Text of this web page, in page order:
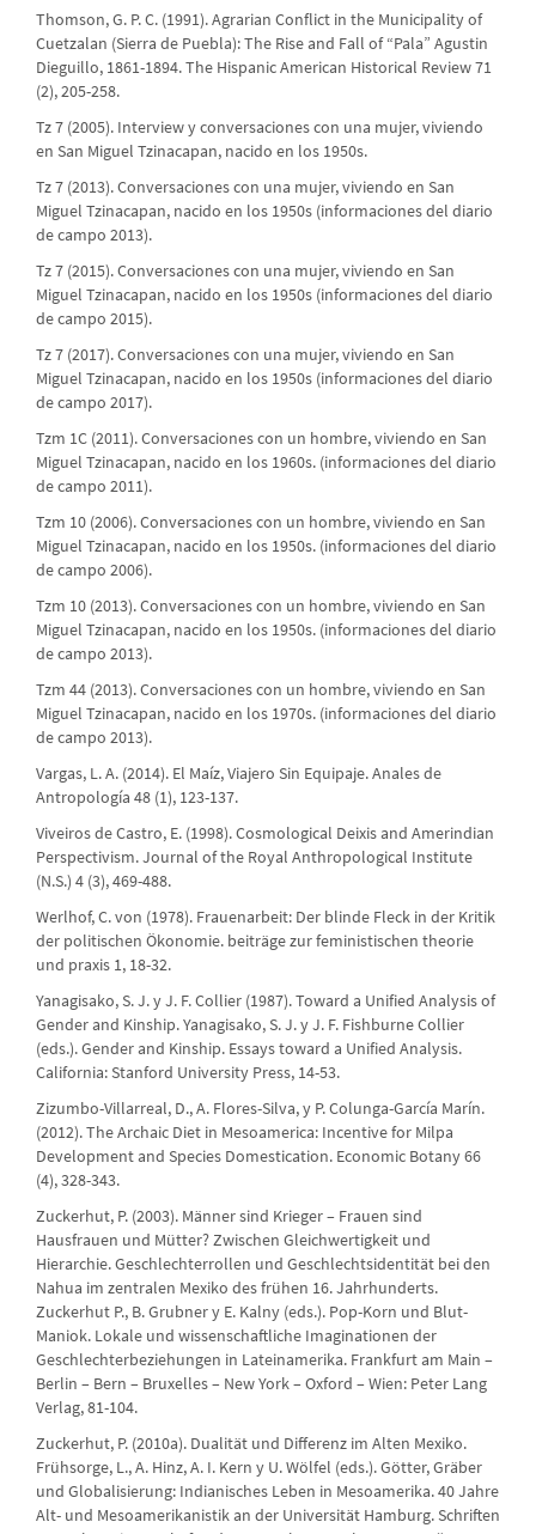
Thomson, G. P. C. (1991). Agrarian Conflict in the Municipality of
Cuetzalan (Sierra de Puebla): The Rise and Fall of “Pala” Agustin
Dieguillo, 1861-1894. The Hispanic American Historical Review 71
(2), 205-258.
Tz 7 (2005). Interview y conversaciones con una mujer, viviendo
en San Miguel Tzinacapan, nacido en los 1950s.
Tz 7 (2013). Conversaciones con una mujer, viviendo en San
Miguel Tzinacapan, nacido en los 1950s (informaciones del diario
de campo 2013).
Tz 7 (2015). Conversaciones con una mujer, viviendo en San
Miguel Tzinacapan, nacido en los 1950s (informaciones del diario
de campo 2015).
Tz 7 (2017). Conversaciones con una mujer, viviendo en San
Miguel Tzinacapan, nacido en los 1950s (informaciones del diario
de campo 2017).
Tzm 1C (2011). Conversaciones con un hombre, viviendo en San
Miguel Tzinacapan, nacido en los 1960s. (informaciones del diario
de campo 2011).
Tzm 10 (2006). Conversaciones con un hombre, viviendo en San
Miguel Tzinacapan, nacido en los 1950s. (informaciones del diario
de campo 2006).
Tzm 10 (2013). Conversaciones con un hombre, viviendo en San
Miguel Tzinacapan, nacido en los 1950s. (informaciones del diario
de campo 2013).
Tzm 44 (2013). Conversaciones con un hombre, viviendo en San
Miguel Tzinacapan, nacido en los 1970s. (informaciones del diario
de campo 2013).
Vargas, L. A. (2014). El Maíz, Viajero Sin Equipaje. Anales de
Antropología 48 (1), 123-137.
Viveiros de Castro, E. (1998). Cosmological Deixis and Amerindian
Perspectivism. Journal of the Royal Anthropological Institute
(N.S.) 4 (3), 469-488.
Werlhof, C. von (1978). Frauenarbeit: Der blinde Fleck in der Kritik
der politischen Ökonomie. beiträge zur feministischen theorie
und praxis 1, 18-32.
Yanagisako, S. J. y J. F. Collier (1987). Toward a Unified Analysis of
Gender and Kinship. Yanagisako, S. J. y J. F. Fishburne Collier
(eds.). Gender and Kinship. Essays toward a Unified Analysis.
California: Stanford University Press, 14-53.
Zizumbo-Villarreal, D., A. Flores-Silva, y P. Colunga-García Marín.
(2012). The Archaic Diet in Mesoamerica: Incentive for Milpa
Development and Species Domestication. Economic Botany 66
(4), 328-343.
Zuckerhut, P. (2003). Männer sind Krieger – Frauen sind
Hausfrauen und Mütter? Zwischen Gleichwertigkeit und
Hierarchie. Geschlechterrollen und Geschlechtsidentität bei den
Nahua im zentralen Mexiko des frühen 16. Jahrhunderts.
Zuckerhut P., B. Grubner y E. Kalny (eds.). Pop-Korn und Blut-
Maniok. Lokale und wissenschaftliche Imaginationen der
Geschlechterbeziehungen in Lateinamerika. Frankfurt am Main –
Berlin – Bern – Bruxelles – New York – Oxford – Wien: Peter Lang
Verlag, 81-104.
Zuckerhut, P. (2010a). Dualität und Differenz im Alten Mexiko.
Frühsorge, L., A. Hinz, A. I. Kern y U. Wölfel (eds.). Götter, Gräber
und Globalisierung: Indianisches Leben in Mesoamerika. 40 Jahre
Alt- und Mesoamerikanistik an der Universität Hamburg. Schriften